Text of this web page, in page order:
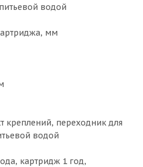
водой
мм
креплений, переходник для
водой
картридж 1 год,